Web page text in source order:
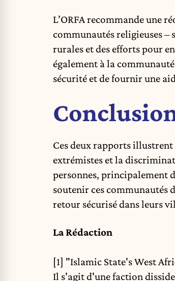
L’ORFA recommande une
communautés religieuses –
rurales et des efforts pour
également à la
sécurité et de fournir une
Ces deux rapports
extrémistes et la
personnes, principalement
soutenir ces communautés
retour sécurisé dans leurs
La Rédaction
[1] "Islamic State's West
Il s'agit d'une faction